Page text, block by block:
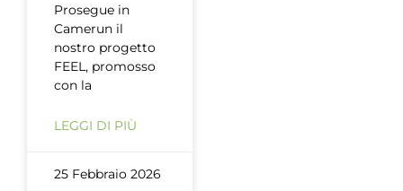
Prosegue in
Camerun il
nostro progetto
FEEL, promosso
con la
LEGGI DI PIÙ
25 Febbraio 2026